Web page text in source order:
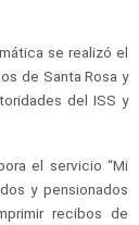
se realizó el
de Santa Rosa y
del ISS y
el servicio “Mi
y pensionados
recibos de